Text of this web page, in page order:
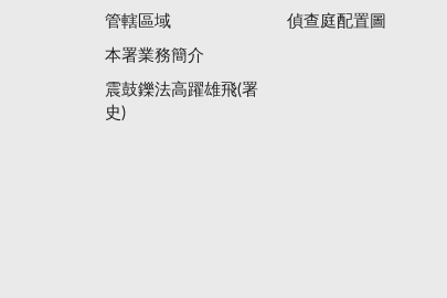
管轄區域
本署業務簡介
震鼓鑠法高躍雄飛(署
史)
偵查庭配置圖